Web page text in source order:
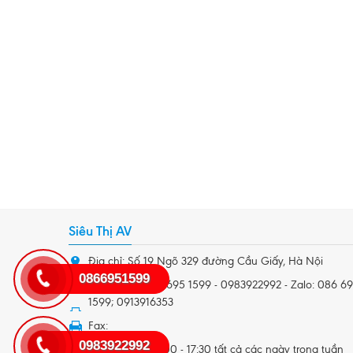
Siêu Thị AV
Địa chỉ: Số 19 Ngõ 329 đường Cầu Giấy, Hà Nội
Điện thoại: 086 695 1599 - 0983922992 - Zalo: 086
1599; 0913916353
Fax:
Giờ làm việc: 8:00 - 17:30 tất cả các ngày trong tuần
0983922992
0866951599